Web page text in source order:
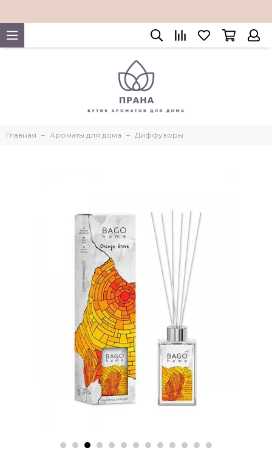
Главная Ароматы для дома Диффузоры